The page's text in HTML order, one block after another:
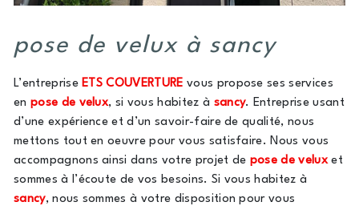
pose de velux à sancy
L’entrepriseETS COUVERTURE vous propose ses services
en pose de velux, si vous habitez à sancy. Entreprise usant
d’une expérience et d’un savoir-faire de qualité, nous
mettons tout en oeuvre pour vous satisfaire. Nous vous
accompagnons ainsi dans votre projet de pose de veluxet
sommes à l’écoute de vos besoins. Si vous habitez à
sancy, nous sommes à votre disposition pour vous